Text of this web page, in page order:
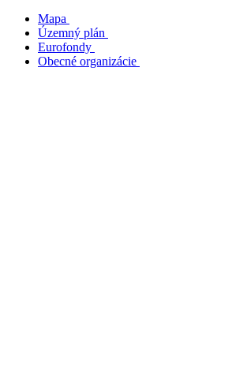
Mapa
Územný plán
Eurofondy
Obecné organizácie